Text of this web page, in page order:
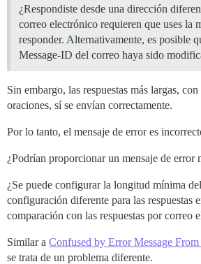
¿Respondiste desde una dirección
correo electrónico requieren que uses la
responder. Alternativamente, es posible
Message-ID del correo haya sido
Sin embargo, las respuestas más largas,
oraciones, sí se envían correctamente.
Por lo tanto, el mensaje de error es
¿Podrían proporcionar un mensaje de error
¿Se puede configurar la longitud mínima
configuración diferente para las respuestas
comparación con las respuestas por correo
Similar a Confused by Error Message
se trata de un problema diferente.